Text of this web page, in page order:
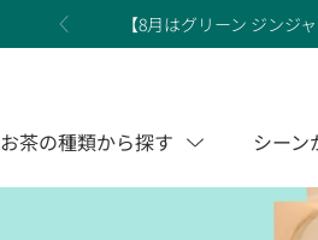
前へ 【8月はグリーン ジンジ
お茶の種類から探す シーン